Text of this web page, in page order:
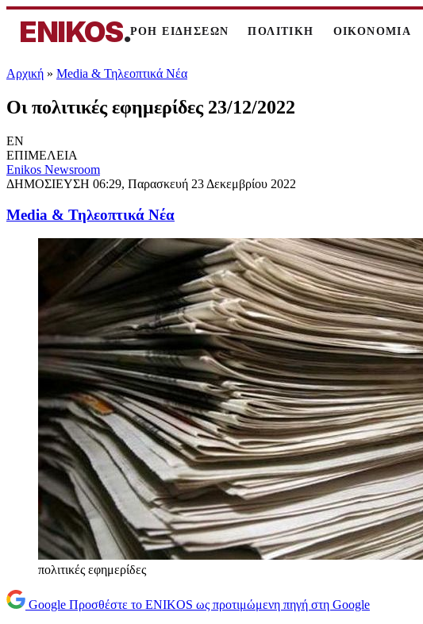
ENIKOS.ΡΟΗ ΕΙΔΗΣΕΩΝ ΠΟΛΙΤΙΚΗ ΟΙΚΟΝΟΜΙΑ
Αρχική » Media & Τηλεοπτικά Νέα
Οι πολιτικές εφημερίδες 23/12/2022
EN
ΕΠΙΜΕΛΕΙΑ
Enikos Newsroom
ΔΗΜΟΣΙΕΥΣΗ 06:29, Παρασκευή 23 Δεκεμβρίου 2022
Media & Τηλεοπτικά Νέα
πολιτικές εφημερίδες
Google Προσθέστε το ENIKOS ως προτιμώμενη πηγή στη Google